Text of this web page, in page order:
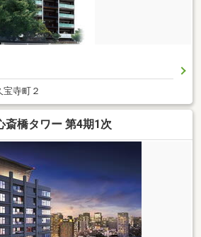
寺町２
斎橋タワー 第4期1次